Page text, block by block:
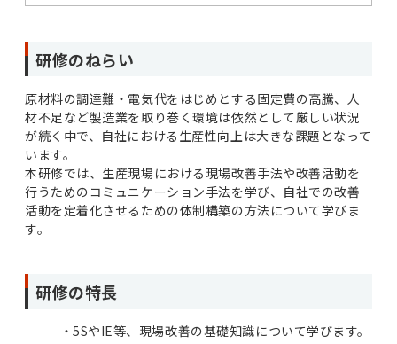
研修のねらい
原材料の調達難・電気代をはじめとする固定費の高騰、人
材不足など製造業を取り巻く環境は依然として厳しい状況
が続く中で、自社における生産性向上は大きな課題となって
います。
本研修では、生産現場における現場改善手法や改善活動を
行うためのコミュニケーション手法を学び、自社での改善
活動を定着化させるための体制構築の方法について学びま
す。
研修の特長
5SやIE等、現場改善の基礎知識について学びます。